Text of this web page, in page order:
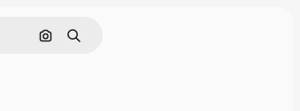
Поиск по изображению
Поиск